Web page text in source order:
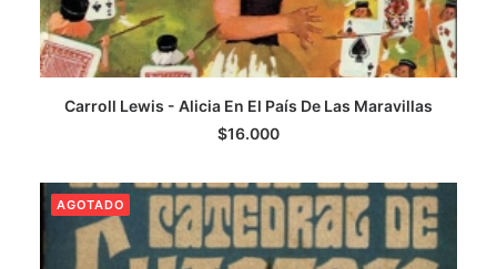
LEER MÁS
Carroll Lewis - Alicia En El País De Las Maravillas
$16.000
AGOTADO